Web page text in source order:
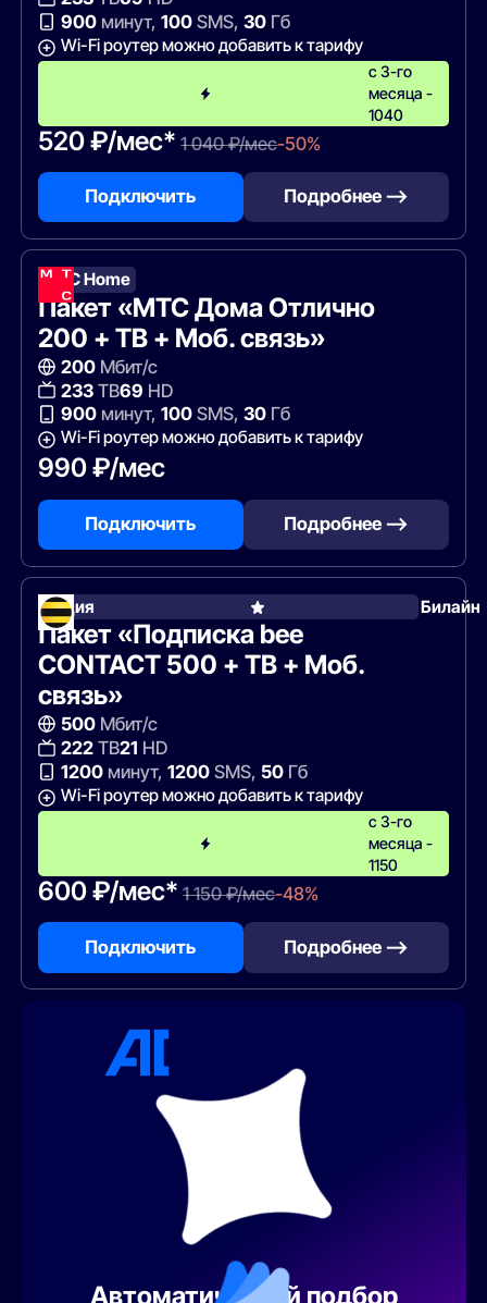
900минут, 100SMS, 30Гб
Wi-Fi роутер можно добавить к тарифу
с 3-го
месяца -
1040
520 ₽/мес* 1 040 ₽/мес-50%
Подключить Подробнее —>
МТС Home
Пакет «МТС Дома Отлично
200 + ТВ + Моб. связь»
200Мбит/с
233ТВ69 HD
900минут, 100SMS, 30Гб
Wi-Fi роутер можно добавить к тарифу
990 ₽/мес
Подключить Подробнее —>
Акция Билайн
Пакет «Подписка bee
CONTACT 500 + ТВ + Моб.
связь»
500Мбит/с
222ТВ21 HD
1200минут, 1200SMS, 50Гб
Wi-Fi роутер можно добавить к тарифу
с 3-го
месяца -
1150
600 ₽/мес* 1 150 ₽/мес-48%
Подключить Подробнее —>
Автоматический подбор